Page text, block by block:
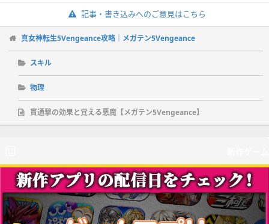
記事・書き込みへのご意見はこちら
真女神転生5Vengeance攻略｜メガテン5Vengeance
スキル
物理
貫通撃の効果と覚える悪魔【メガテン5Vengeance】